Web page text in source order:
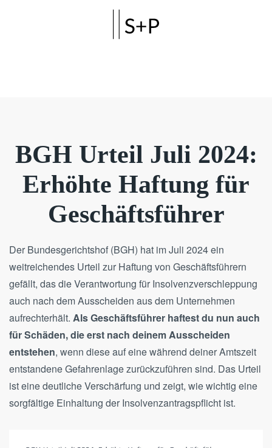
BGH Urteil Juli 2024:
Erhöhte Haftung für
Geschäftsführer
Der Bundesgerichtshof (BGH) hat im Juli 2024 ein
weitreichendes Urteil zur Haftung von Geschäftsführern
gefällt, das die Verantwortung für Insolvenzverschleppung
auch nach dem Ausscheiden aus dem Unternehmen
aufrechterhält. Als Geschäftsführer haftest du nun auch
für Schäden, die erst nach deinem Ausscheiden
entstehen, wenn diese auf eine während deiner Amtszeit
entstandene Gefahrenlage zurückzuführen sind. Das Urteil
ist eine deutliche Verschärfung und zeigt, wie wichtig eine
sorgfältige Einhaltung der Insolvenzantragspflicht ist.